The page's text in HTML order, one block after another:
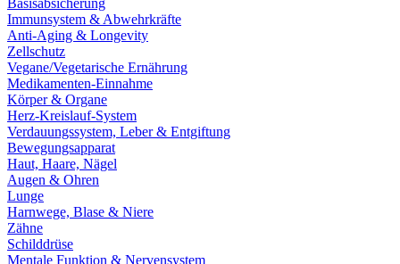
Basisabsicherung
Immunsystem & Abwehrkräfte
Anti-Aging & Longevity
Zellschutz
Vegane/Vegetarische Ernährung
Medikamenten-Einnahme
Körper & Organe
Herz-Kreislauf-System
Verdauungssystem, Leber & Entgiftung
Bewegungsapparat
Haut, Haare, Nägel
Augen & Ohren
Lunge
Harnwege, Blase & Niere
Zähne
Schilddrüse
Mentale Funktion & Nervensystem